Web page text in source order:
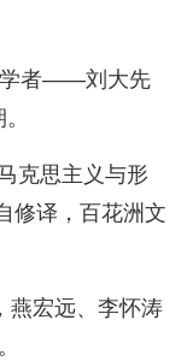
学者——刘大先
克思主义与形
修译，百花洲文
燕宏远、李怀涛